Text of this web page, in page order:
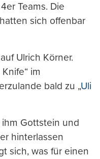
Teams. Die
sich offenbar
Ulrich Körner.
im
bald zu „Uli
Gottstein und
hinterlassen
sich, was für einen